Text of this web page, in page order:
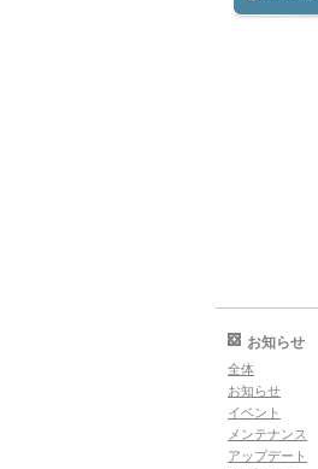
お知らせ
全体
お知らせ
イベント
メンテナンス
アップデート